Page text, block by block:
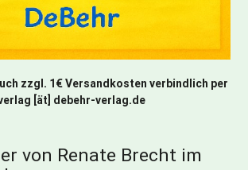
zzgl. 1€ Versandkosten verbindlich per
[ät] debehr-verlag.de
von Renate Brecht im